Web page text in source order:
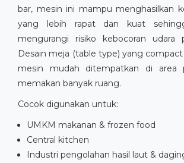
bar, mesin ini mampu menghasilkan
yang lebih rapat dan kuat
mengurangi risiko kebocoran udara
Desain meja (table type) yang
mesin mudah ditempatkan di area
memakan banyak ruang.
Cocok digunakan untuk:
UMKM makanan & frozen food
Central kitchen
Industri pengolahan hasil laut &